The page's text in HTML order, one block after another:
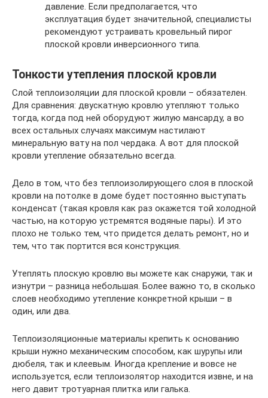
давление. Если предполагается, что
эксплуатация будет значительной, специалисты
рекомендуют устраивать кровельный пирог
плоской кровли инверсионного типа.
Тонкости утепления плоской кровли
Слой теплоизоляции для плоской кровли – обязателен.
Для сравнения: двускатную кровлю утепляют только
тогда, когда под ней оборудуют жилую мансарду, а во
всех остальных случаях максимум настилают
минеральную вату на пол чердака. А вот для плоской
кровли утепление обязательно всегда.
Дело в том, что без теплоизолирующего слоя в плоской
кровли на потолке в доме будет постоянно выступать
конденсат (такая кровля как раз окажется той холодной
частью, на которую устремятся водяные пары). И это
плохо не только тем, что придется делать ремонт, но и
тем, что так портится вся конструкция.
Утеплять плоскую кровлю вы можете как снаружи, так и
изнутри – разница небольшая. Более важно то, в сколько
слоев необходимо утепление конкретной крыши – в
один, или два.
Теплоизоляционные материалы крепить к основанию
крыши нужно механическим способом, как шурупы или
дюбеля, так и клеевым. Иногда крепление и вовсе не
используется, если теплоизолятор находится извне, и на
него давит тротуарная плитка или галька.